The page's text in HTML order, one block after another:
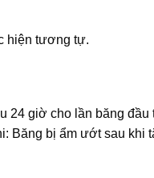
hiện tương tự.
24 giờ cho lần băng
Băng bị ẩm ướt sau khi